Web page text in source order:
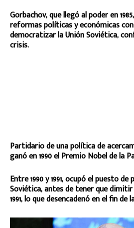
Gorbachov, que llegó al poder en
reformas políticas y económicas
democratizar la Unión Soviética,
crisis.
Partidario de una política de
ganó en 1990 el Premio Nobel de la
Entre 1990 y 1991, ocupó el puesto
Soviética, antes de tener que dimitir
1991, lo que desencadenó en el fin de